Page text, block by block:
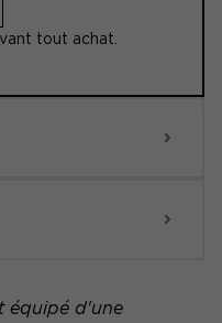
tout achat.
équipé d'une